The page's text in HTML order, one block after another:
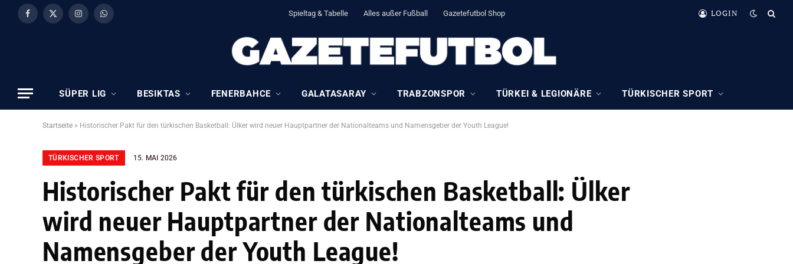
Facebook
X
InstagramWhatsApp Spieltag & Tabelle Alles außer Fußball Gazetefutbol Shop LOGIN
SÜPER LIG BESIKTAS FENERBAHCE GALATASARAY TRABZONSPOR TÜRKEI & LEGIONÄRE TÜRKISCHER SPORT
Startseite » Historischer Pakt für den türkischen Basketball: Ülker wird neuer Hauptpartner der Nationalteams und Namensgeber der Youth League!
TÜRKISCHER SPORT 15. MAI 2026
Historischer Pakt für den türkischen Basketball: Ülker
wird neuer Hauptpartner der Nationalteams und
Namensgeber der Youth League!